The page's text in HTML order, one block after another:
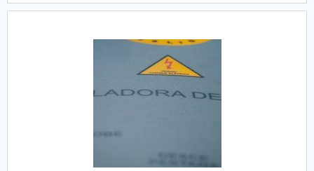
cortadas e contínuas. A Impressora etiquetador....